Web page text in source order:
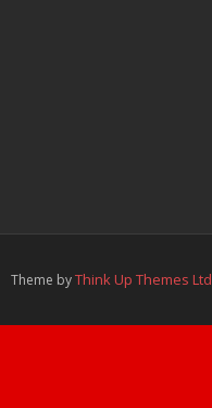
Theme byThink Up Themes Ltd